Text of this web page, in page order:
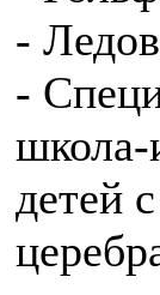
-
-
школа-
детей